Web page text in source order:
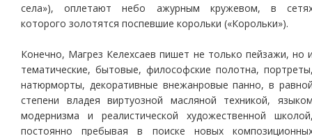
села»), оплетают небо ажурным кружевом, в
которого золотятся поспевшие корольки («Корольки»).
Конечно, Магрез Келехсаев пишет не только пейзажи, но
тематические, бытовые, философские полотна,
натюрморты, декоративные внежанровые панно, в
степени владея виртуозной масляной техникой,
модернизма и реалистической художественной
постоянно пребывая в поиске новых